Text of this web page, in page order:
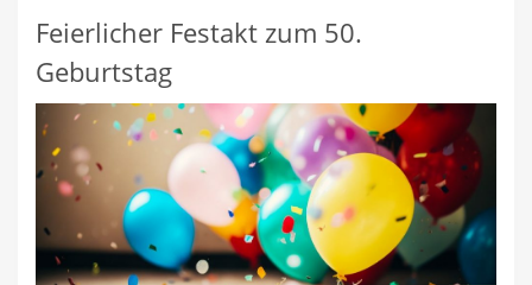
Feierlicher Festakt zum 50.
Geburtstag